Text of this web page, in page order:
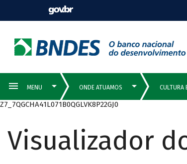
Z7_7QGCHA41L071B0QGLVK8P22GJ0
Visualizador